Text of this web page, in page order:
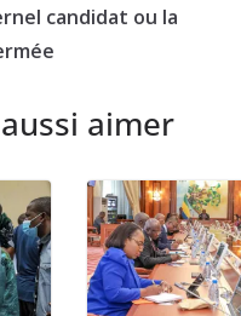
candidat ou la
aimer